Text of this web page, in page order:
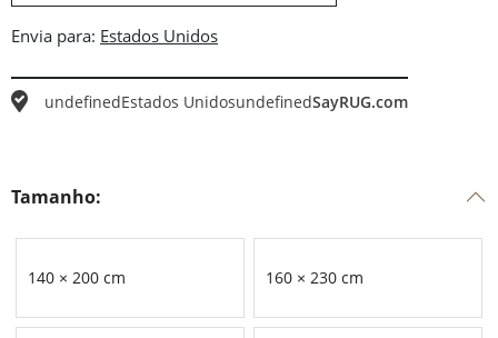
Envia para:
undefinedEstados UnidosundefinedSayRUG.com
Tamanho:
140 × 200 cm 160 × 230 cm